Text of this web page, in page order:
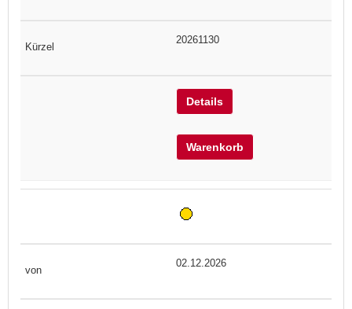
20261130
Details
Warenkorb
02.12.2026